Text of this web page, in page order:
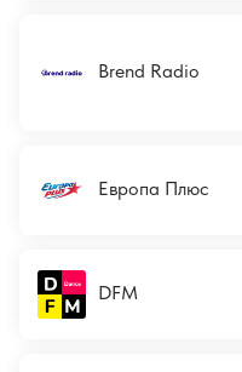
Brend Radio
Европа Плюс
DFM